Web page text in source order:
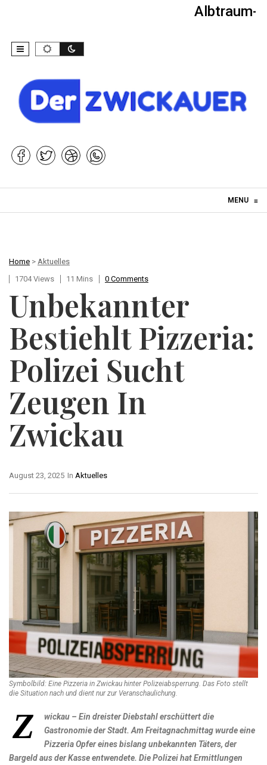
Albtraum-
MENU ≡
Home > Aktuelles
1704 Views
11 Mins 0 Comments
Unbekannter
Bestiehlt Pizzeria:
Polizei Sucht
Zeugen In
Zwickau
In Aktuelles
August 23, 2025
Symbolbild: Eine Pizzeria in Zwickau hinter Polizeiabsperrung. Das Foto stellt
die Situation nach und dient nur zur Veranschaulichung.
Z
wickau – Ein dreister Diebstahl erschüttert die
Gastronomie der Stadt. Am Freitagnachmittag wurde eine
Pizzeria Opfer eines bislang unbekannten Täters, der
Bargeld aus der Kasse entwendete. Die Polizei hat Ermittlungen